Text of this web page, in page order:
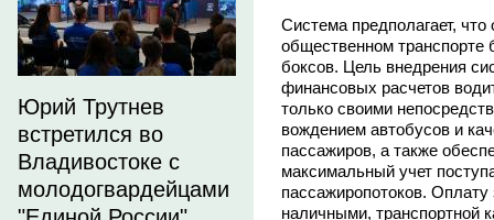
Юрий Трутнев
встретился во
Владивостоке с
молодогвардейцами
Система предполагает,
общественном транспорте
боксов. Цель внедрения
финансовых расчетов
только своими
вождением автобусов и
пассажиров, а также
максимальный учет
пассажиропотоков.
наличными, транспортной